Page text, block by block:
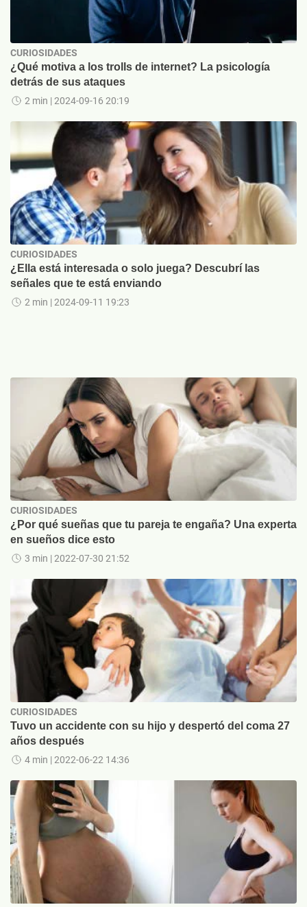
CURIOSIDADES
¿Qué motiva a los trolls de internet? La psicología
detrás de sus ataques
2 min | 2024-09-16 20:19
CURIOSIDADES
¿Ella está interesada o solo juega? Descubrí las
señales que te está enviando
2 min | 2024-09-11 19:23
CURIOSIDADES
¿Por qué sueñas que tu pareja te engaña? Una experta
en sueños dice esto
3 min | 2022-07-30 21:52
CURIOSIDADES
Tuvo un accidente con su hijo y despertó del coma 27
años después
4 min | 2022-06-22 14:36